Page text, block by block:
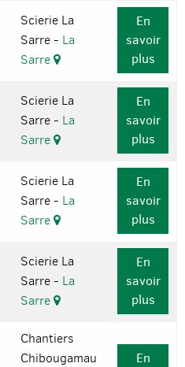
Scierie La
Sarre - La
Sarre
En
savoir
plus
Scierie La
Sarre - La
Sarre
En
savoir
plus
Scierie La
Sarre - La
Sarre
En
savoir
plus
Scierie La
Sarre - La
Sarre
En
savoir
plus
Chantiers
Chibougamau
En